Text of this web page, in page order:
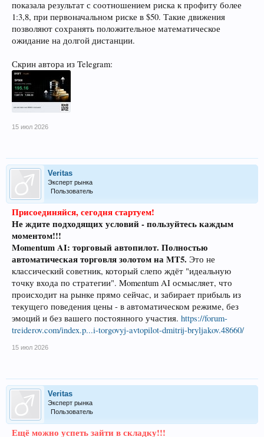
показала результат с соотношением риска к профиту более
1:3,8, при первоначальном риске в $50. Такие движения
позволяют сохранять положительное математическое
ожидание на долгой дистанции.
Скрин автора из Telegram:
15 июл 2026
Veritas
Эксперт рынка
Пользователь
Присоединяйся, сегодня стартуем!
Не ждите подходящих условий - пользуйтесь каждым
моментом!!!
Momentum AI: торговый автопилот. Полностью
автоматическая торговля золотом на MT5. Это не
классический советник, который слепо ждёт "идеальную
точку входа по стратегии". Momentum AI осмысляет, что
происходит на рынке прямо сейчас, и забирает прибыль из
текущего поведения цены - в автоматическом режиме, без
эмоций и без вашего постоянного участия. https://forum-
treiderov.com/index.p...i-torgovyj-avtopilot-dmitrij-bryljakov.48660/
15 июл 2026
Veritas
Эксперт рынка
Пользователь
Ещё можно успеть зайти в складку!!!